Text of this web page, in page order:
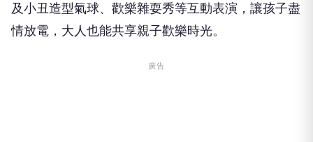
及小丑造型氣球、歡樂雜耍秀等互動表演，讓孩子盡
情放電，大人也能共享親子歡樂時光。
廣告